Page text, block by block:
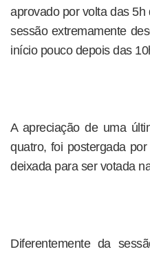
aprovado por volta das
sessão extremamente
início pouco depois das
A apreciação de uma
quatro, foi postergada
deixada para ser votada
Diferentemente da